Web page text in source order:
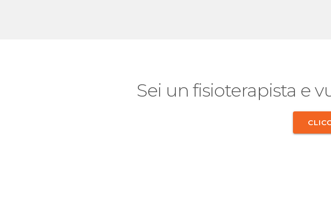
Sei un fisioterapista e